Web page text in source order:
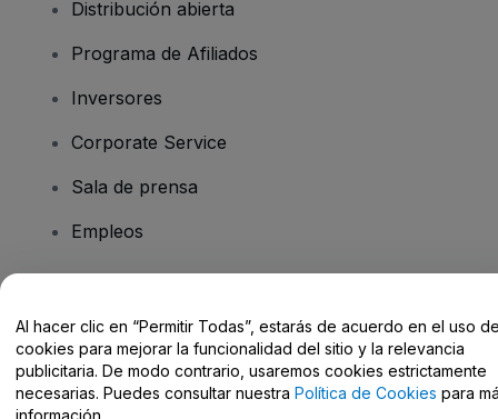
Distribución abierta
Programa de Afiliados
Inversores
Corporate Service
Sala de prensa
Empleos
Centro de Ayuda / Contacto
Al hacer clic en “Permitir Todas”, estarás de acuerdo en el uso
cookies para mejorar la funcionalidad del sitio y la relevancia
publicitaria. De modo contrario, usaremos cookies estrictamente
necesarias. Puedes consultar nuestra Política de Cookies para
información.